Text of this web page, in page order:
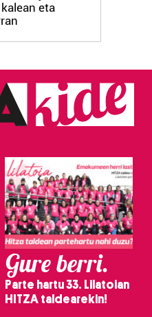
esperientzia eta
teknologiaz
gero, teknologia hori
eta
Gure berri.
Parte hartu 33. Lilatoian
HITZA taldearekin!